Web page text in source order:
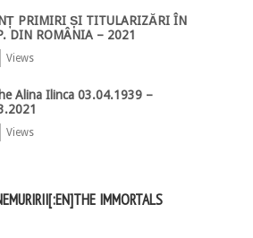
PRIMIRI ȘI TITULARIZĂRI ÎN
DIN ROMÂNIA – 2021
Views
Alina Ilinca 03.04.1939 –
Views
IMMORTALS